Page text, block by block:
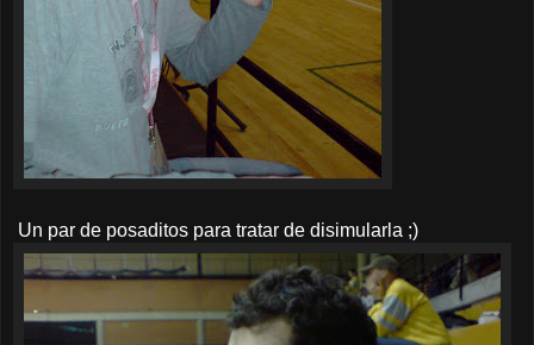
Un par de posaditos para tratar de disimularla ;)